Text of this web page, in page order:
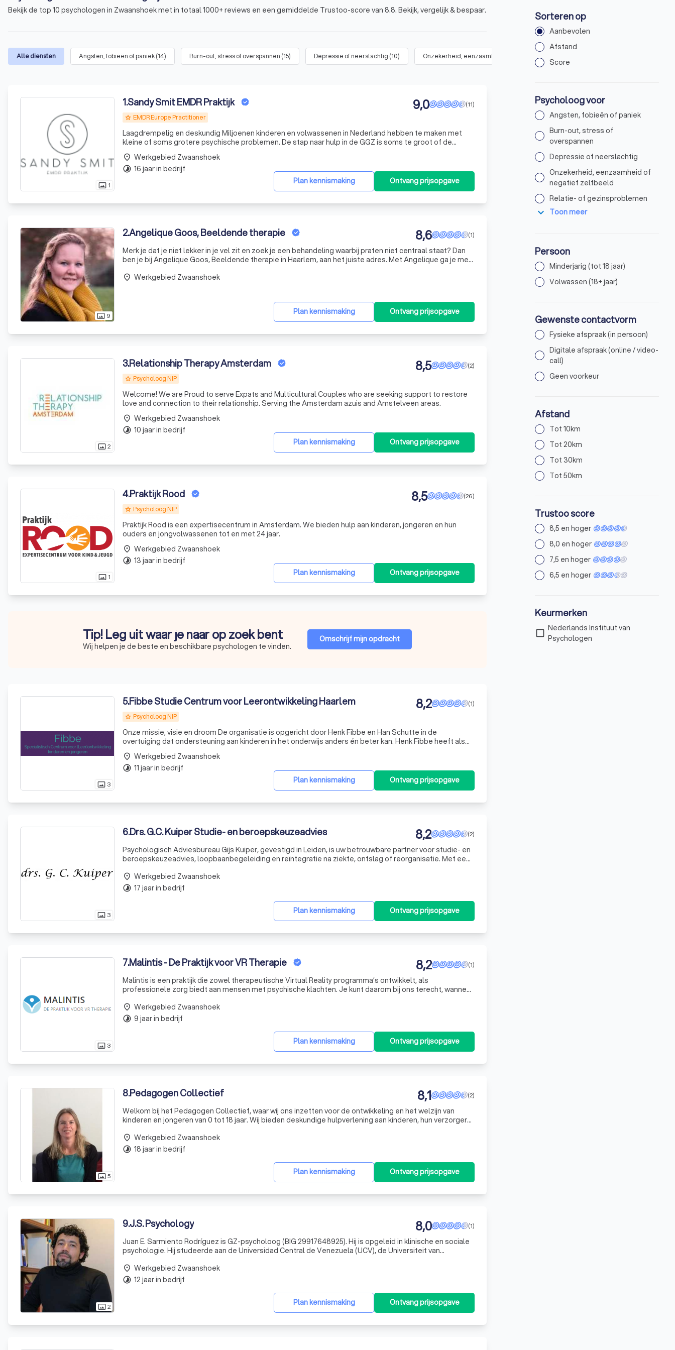
Bekijk de top 10 psychologen in Zwaanshoek met in totaal 1000+ reviews en een gemiddelde Trustoo-score van 8.8. Bekijk, vergelijk & bespaar.
Alle diensten Angsten, fobieën of paniek(14) Burn-out, stress of overspannen (15) Depressie of neerslachtig (10) Onzekerheid, eenzaamheid of negatief zelfbeeld
photo_size_select_actual 1
1.Sandy Smit EMDR Praktijk
grade EMDR Europe Practitioner
(11)
9,0
Laagdrempelig en deskundig Miljoenen kinderen en volwassenen in Nederland hebben te maken met
kleine of soms grotere psychische problemen. De stap naar hulp in de GGZ is soms te groot of de
klachten zijn te licht om voor hulp in de GGZ in aanmerking te komen. Toch kunnen ook deze problemen
je leven
Plan kennismaking Ontvang prijsopgave
place Werkgebied Zwaanshoek
timelapse 16 jaar in bedrijf
photo_size_select_actual 9
2.Angelique Goos, Beeldende therapie (1)
8,6
Merk je dat je niet lekker in je vel zit en zoek je een behandeling waarbij praten niet centraal staat? Dan
ben je bij Angelique Goos, Beeldende therapie in Haarlem, aan het juiste adres. Met Angelique ga je met
Plan kennismaking Ontvang prijsopgave
place Werkgebied Zwaanshoek
photo_size_select_actual2
3.Relationship Therapy Amsterdam
grade Psycholoog NIP
(2)
8,5
Welcome! We are Proud to serve Expats and Multicultural Couples who are seeking support to restore
love and connection to their relationship. Serving the Amsterdam azuis and Amstelveen areas.
Plan kennismaking Ontvang prijsopgave
place Werkgebied Zwaanshoek
timelapse 10 jaar in bedrijf
photo_size_select_actual 1
4.Praktijk Rood
grade Psycholoog NIP
(26)
8,5
Praktijk Rood is een expertisecentrum in Amsterdam. We bieden hulp aan kinderen, jongeren en hun
ouders en jongvolwassenen tot en met 24 jaar.
Plan kennismaking Ontvang prijsopgave
place Werkgebied Zwaanshoek
timelapse 13 jaar in bedrijf
Tip! Leg uit waar je naar op zoek bent
Wij helpen je de beste en beschikbare psychologen te vinden.
Omschrijf mijn opdracht
photo_size_select_actual 3
5.Fibbe Studie Centrum voor Leerontwikkeling Haarlem
grade Psycholoog NIP
(1)
8,2
Onze missie, visie en droom De organisatie is opgericht door Henk Fibbe en Han Schutte in de
overtuiging dat ondersteuning aan kinderen in het onderwijs anders én beter kan. Henk Fibbe heeft als
psycholoog en zorgdirecteur ruime ervaring opgebouwd in het onderzoeken en behandelen van
kinderen in he
Plan kennismaking Ontvang prijsopgave
place Werkgebied Zwaanshoek
timelapse 11 jaar in bedrijf
photo_size_select_actual 3
6.Drs. G.C. Kuiper Studie- en beroepskeuzeadvies (2)
8,2
Psychologisch Adviesbureau Gijs Kuiper, gevestigd in Leiden, is uw betrouwbare partner voor studie- en
beroepskeuzeadvies, loopbaanbegeleiding en reïntegratie na ziekte, ontslag of reorganisatie. Met een
zow
Plan kennismaking Ontvang prijsopgave
place Werkgebied Zwaanshoek
timelapse 17 jaar in bedrijf
photo_size_select_actual 3
7.Malintis - De Praktijk voor VR Therapie (1)
8,2
Malintis is een praktijk die zowel therapeutische Virtual Reality programma’s ontwikkelt, als
professionele zorg biedt aan mensen met psychische klachten. Je kunt daarom bij ons terecht, wanneer
o
Plan kennismaking Ontvang prijsopgave
place Werkgebied Zwaanshoek
timelapse 9 jaar in bedrijf
photo_size_select_actual5
8.Pedagogen Collectief (2)
8,1
Welkom bij het Pedagogen Collectief, waar wij ons inzetten voor de ontwikkeling en het welzijn van
kinderen en jongeren van 0 tot 18 jaar. Wij bieden deskundige hulpverlening aan kinderen, hun verzorgers
Plan kennismaking Ontvang prijsopgave
place Werkgebied Zwaanshoek
timelapse 18 jaar in bedrijf
photo_size_select_actual2
9.J.S. Psychology (1)
8,0
Juan E. Sarmiento Rodríguez is GZ-psycholoog (BIG 29917648925). Hij is opgeleid in klinische en sociale
psychologie. Hij studeerde aan de Universidad Central de Venezuela (UCV), de Universiteit van
Plan kennismaking Ontvang prijsopgave
place Werkgebied Zwaanshoek
timelapse 12 jaar in bedrijf
Sorteren op
Aanbevolen
Afstand
Score
Psycholoog voor
Angsten, fobieën of paniek
Burn-out, stress of
overspannen
Depressie of neerslachtig
Onzekerheid, eenzaamheid of
negatief zelfbeeld
Relatie- of gezinsproblemen
expand_more Toon meer
Persoon
Minderjarig (tot 18 jaar)
Volwassen (18+ jaar)
Gewenste contactvorm
Fysieke afspraak (in persoon)
Digitale afspraak (online / video-
call)
Geen voorkeur
Afstand
Tot 10km
Tot 20km
Tot 30km
Tot 50km
Trustoo score
8,5 en hoger
8,0 en hoger
7,5 en hoger
6,5 en hoger
Keurmerken
check_box_outline_blank
Nederlands Instituut van
Psychologen